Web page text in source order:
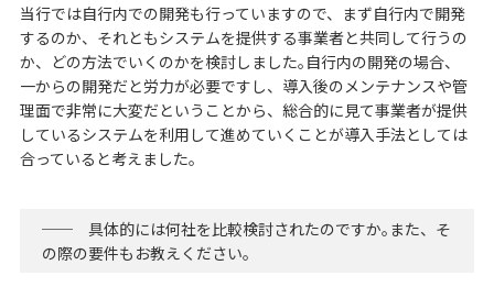
当行では自行内での開発も行っていますので、まず自行内で開発
するのか、それともシステムを提供する事業者と共同して行うの
か、どの方法でいくのかを検討しました｡自行内の開発の場合、
一からの開発だと労力が必要ですし、導入後のメンテナンスや管
理面で非常に大変だということから、総合的に見て事業者が提供
しているシステムを利用して進めていくことが導入手法としては
合っていると考えました｡
── 具体的には何社を比較検討されたのですか｡また、そ
の際の要件もお教えください｡